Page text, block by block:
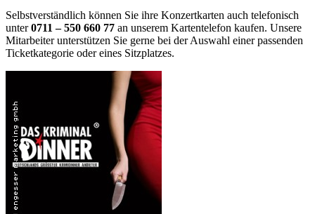
Selbstverständlich können Sie ihre Konzertkarten auch telefonisch
unter0711 – 550 660 77 an unserem Kartentelefon kaufen. Unsere
Mitarbeiter unterstützen Sie gerne bei der Auswahl einer passenden
Ticketkategorie oder eines Sitzplatzes.